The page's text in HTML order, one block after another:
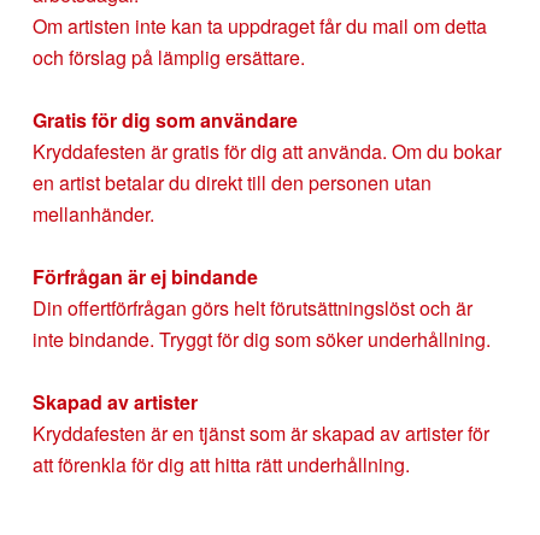
Om artisten inte kan ta uppdraget får du mail om detta
och förslag på lämplig ersättare.
Gratis för dig som användare
Kryddafesten är gratis för dig att använda. Om du bokar
en artist betalar du direkt till den personen utan
mellanhänder.
Förfrågan är ej bindande
Din offertförfrågan görs helt förutsättningslöst och är
inte bindande. Tryggt för dig som söker underhållning.
Skapad av artister
Kryddafesten är en tjänst som är skapad av artister för
att förenkla för dig att hitta rätt underhållning.